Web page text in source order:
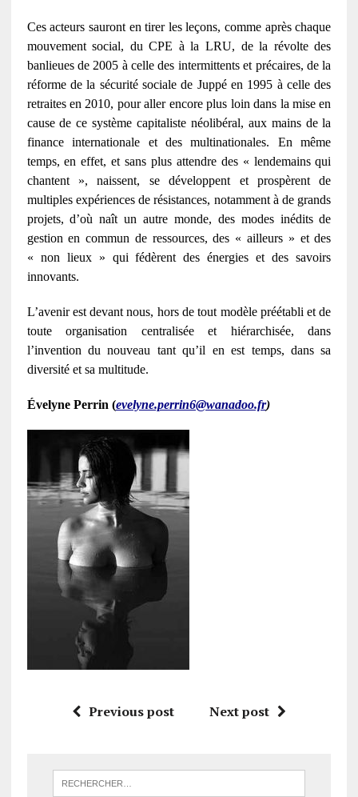
Ces acteurs sauront en tirer les leçons, comme après chaque
mouvement social, du CPE à la LRU, de la révolte des
banlieues de 2005 à celle des intermittents et précaires, de la
réforme de la sécurité sociale de Juppé en 1995 à celle des
retraites en 2010, pour aller encore plus loin dans la mise en
cause de ce système capitaliste néolibéral, aux mains de la
finance internationale et des multinationales. En même
temps, en effet, et sans plus attendre des « lendemains qui
chantent », naissent, se développent et prospèrent de
multiples expériences de résistances, notamment à de grands
projets, d’où naît un autre monde, des modes inédits de
gestion en commun de ressources, des « ailleurs » et des
« non lieux » qui fédèrent des énergies et des savoirs
innovants.
L’avenir est devant nous, hors de tout modèle préétabli et de
toute organisation centralisée et hiérarchisée, dans
l’invention du nouveau tant qu’il en est temps, dans sa
diversité et sa multitude.
Évelyne Perrin (evelyne.perrin6@wanadoo.fr)
Previous post Next post